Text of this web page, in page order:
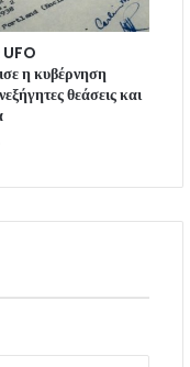
UFO
η κυβέρνηση
θεάσεις και